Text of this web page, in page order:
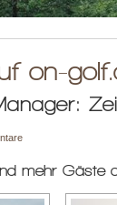
on-
mehr Gäste